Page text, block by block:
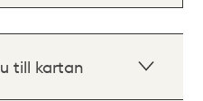
till kartan